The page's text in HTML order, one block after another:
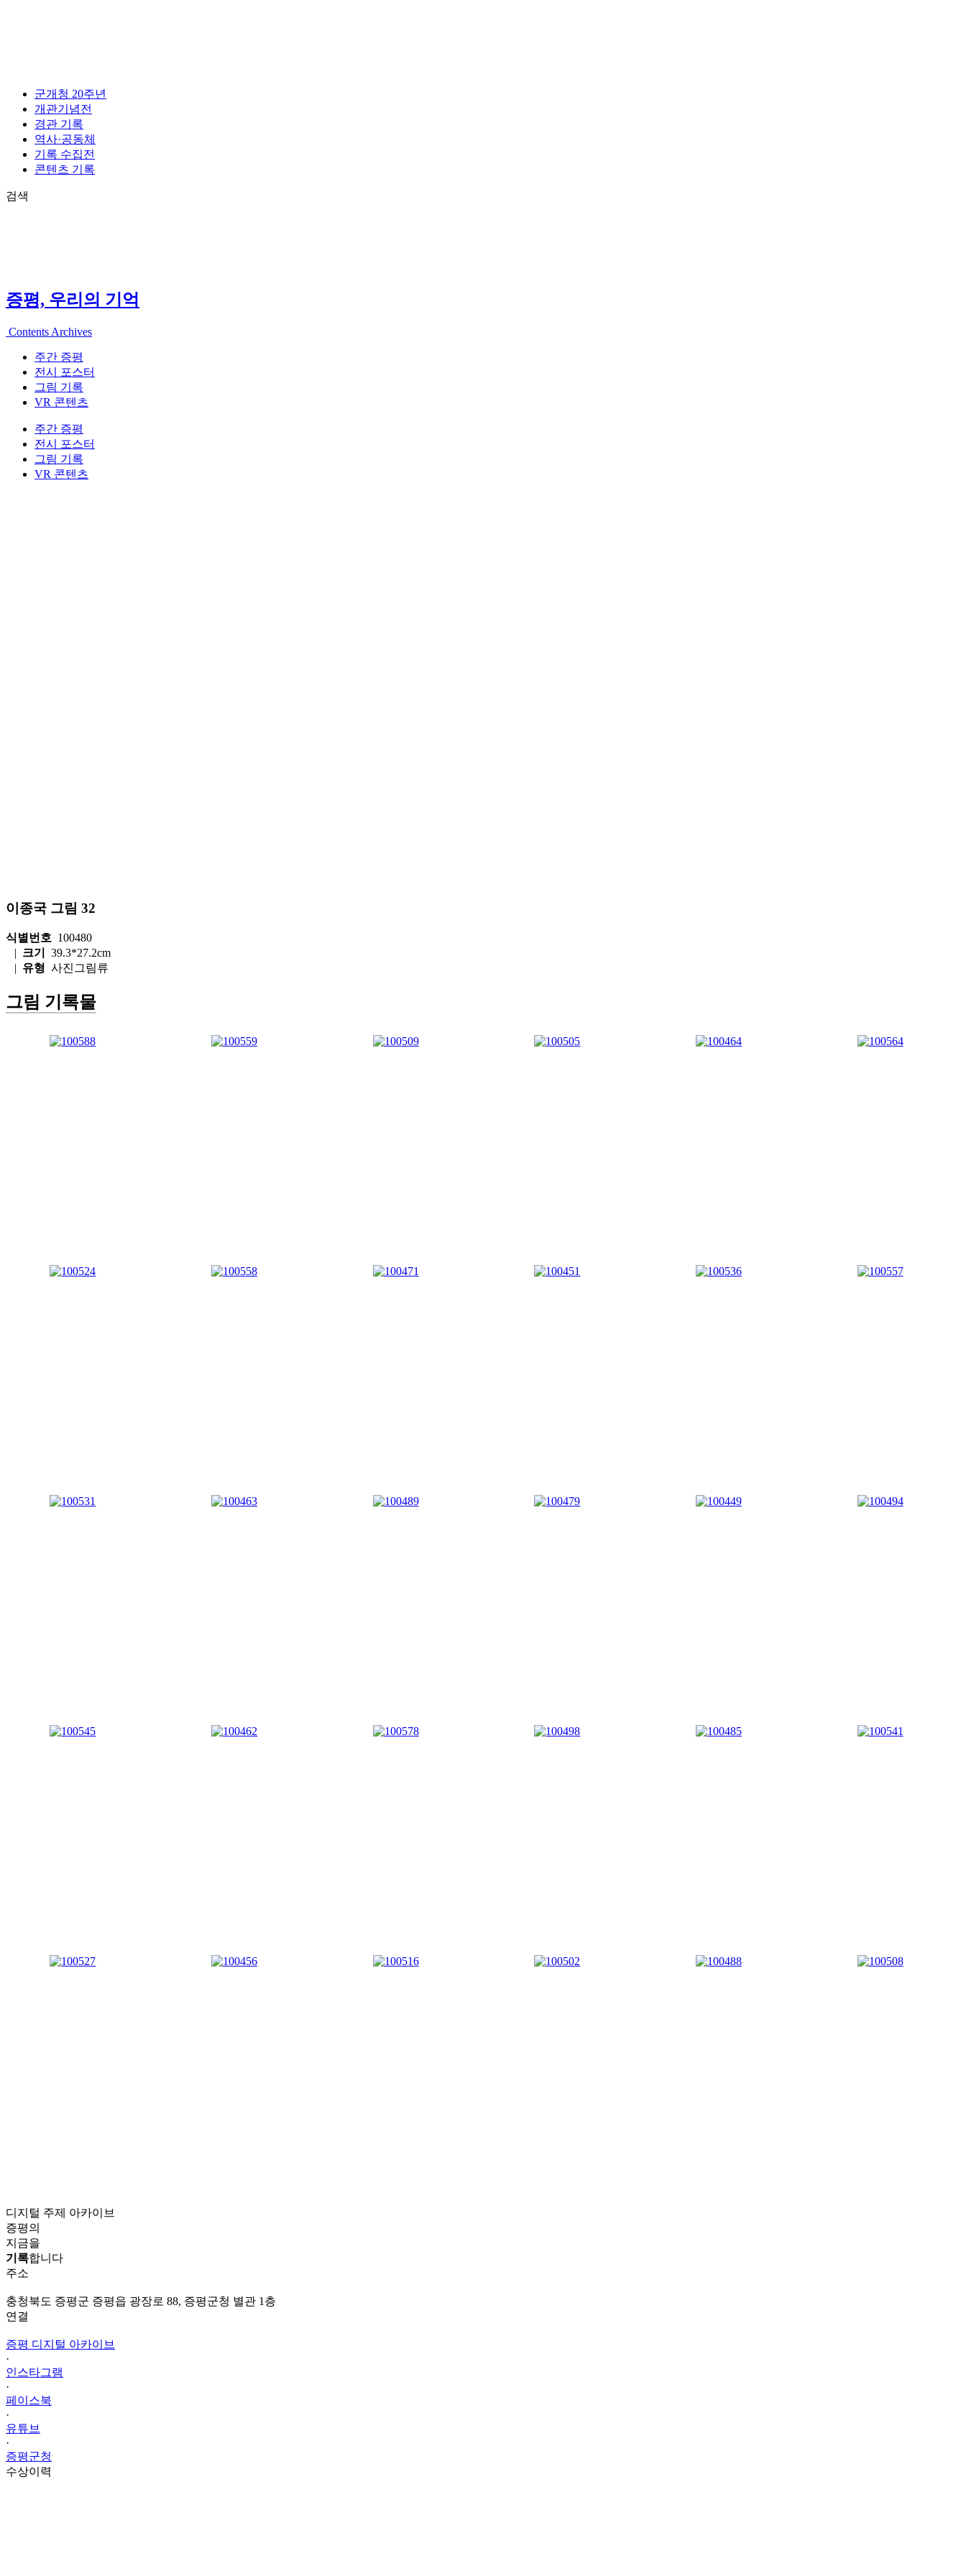
군개청 20주년
개관기념전
경관 기록
역사·공동체
기록 수집전
콘텐츠 기록
검색
증평, 우리의 기억
Contents Archives
주간 증평
전시 포스터
그림 기록
VR 콘텐츠
주간 증평
전시 포스터
그림 기록
VR 콘텐츠
이종국 그림 32
식별번호 100480
| 크기
39.3*27.2cm
| 유형 사진그림류
그림 기록물
디지털 주제 아카이브
증평의
지금을
기록합니다
주소
충청북도 증평군 증평읍 광장로 88, 증평군청 별관 1층
연결
증평 디지털 아카이브
·
인스타그램
·
페이스북
·
유튜브
·
증평군청
수상이력